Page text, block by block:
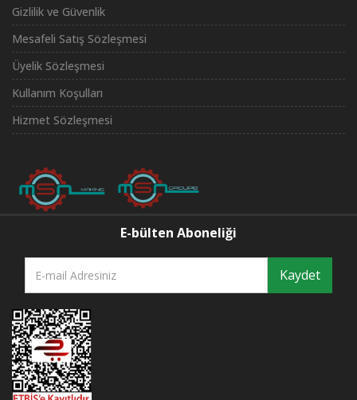
Gizlilik ve Güvenlik
Mesafeli Satış Sözleşmesi
Üyelik Sözleşmesi
Kullanım Koşulları
Hizmet Sözleşmesi
E-bülten Aboneliği
Kaydet